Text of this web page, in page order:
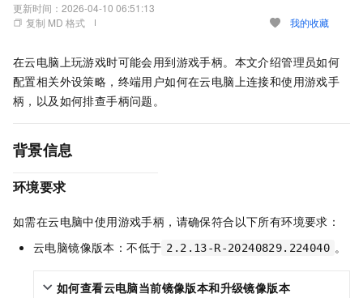
更新时间： 2026-04-10 06:51:13
复制 MD 格式
我的收藏
在云电脑上玩游戏时可能会用到游戏手柄。本文介绍管理员如何
配置相关外设策略，终端用户如何在云电脑上连接和使用游戏手
柄，以及如何排查手柄问题。
背景信息
环境要求
如需在云电脑中使用游戏手柄，请确保符合以下所有环境要求：
云电脑镜像版本：不低于 2.2.13-R-20240829.224040 。
如何查看云电脑当前镜像版本和升级镜像版本